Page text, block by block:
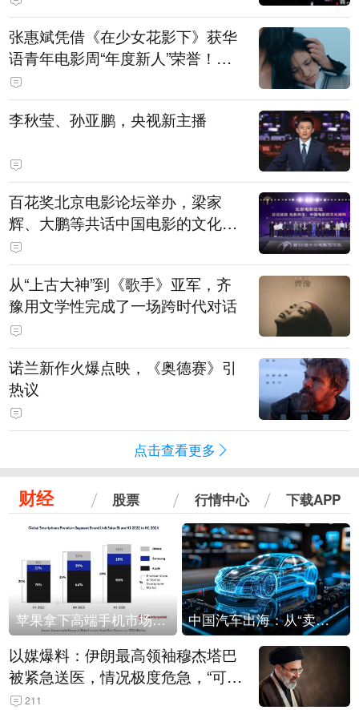
张惠斌凭借《在少女花影下》获华
语青年电影周“年度新人”荣誉！该
电影全程在广州取景，采用粤语对
白，主演均为广州本土演员
李秋莹、孙亚鹏，央视新主播
百花奖北京电影论坛举办，梁家
辉、大鹏等共话中国电影的文化建
构
从“上古大神”到《歌手》亚军，齐
豫用文学性完成了一场跨时代对话
诺兰新作火爆点映，《奥德赛》引
热议
点击查看更多
财经 股票 行情中心 下载APP
苹果拿下高端手机市场65%的份额：iPhone 17系列功不可没 中国汽车出海：从“卖出去”到“走进去”
以媒爆料：伊朗最高领袖穆杰塔巴
被紧急送医，情况极度危急，“可能
随时会死去”
211